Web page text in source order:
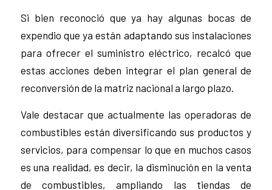
Si bien reconoció que ya hay algunas bocas de
expendio que ya están adaptando sus instalaciones
para ofrecer el suministro eléctrico, recalcó que
estas acciones deben integrar el plan general de
reconversión de la matriz nacional a largo plazo.
Vale destacar que actualmente las operadoras de
combustibles están diversificando sus productos y
servicios, para compensar lo que en muchos casos
es una realidad, es decir, la disminución en la venta
de combustibles, ampliando las tiendas de